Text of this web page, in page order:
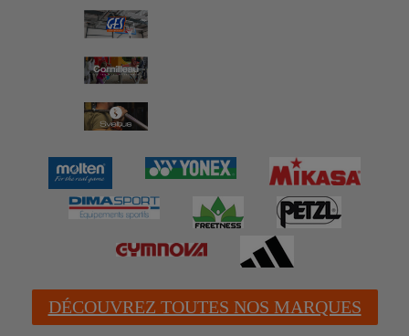
DÉCOUVREZ TOUTES NOS MARQUES